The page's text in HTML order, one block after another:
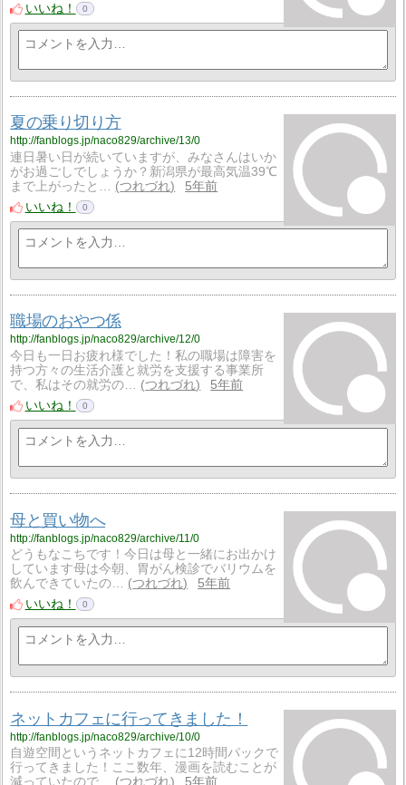
いいね！
0
夏の乗り切り方
http://fanblogs.jp/naco829/archive/13/0
連日暑い日が続いていますが、みなさんはいか
がお過ごしでしょうか？新潟県が最高気温39℃
まで上がったと…
つれづれ
5年前
いいね！
0
職場のおやつ係
http://fanblogs.jp/naco829/archive/12/0
今日も一日お疲れ様でした！私の職場は障害を
持つ方々の生活介護と就労を支援する事業所
で、私はその就労の…
つれづれ
5年前
いいね！
0
母と買い物へ
http://fanblogs.jp/naco829/archive/11/0
どうもなこちです！今日は母と一緒にお出かけ
しています母は今朝、胃がん検診でバリウムを
飲んできていたの…
つれづれ
5年前
いいね！
0
ネットカフェに行ってきました！
http://fanblogs.jp/naco829/archive/10/0
自遊空間というネットカフェに12時間パックで
行ってきました！ここ数年、漫画を読むことが
減っていたので…
つれづれ 5年前